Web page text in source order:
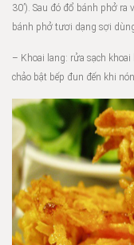
30’). Sau đó đổ bánh phở
bánh phở tươi dạng sợi
– Khoai lang: rửa sạch
chảo bật bếp đun đến khi